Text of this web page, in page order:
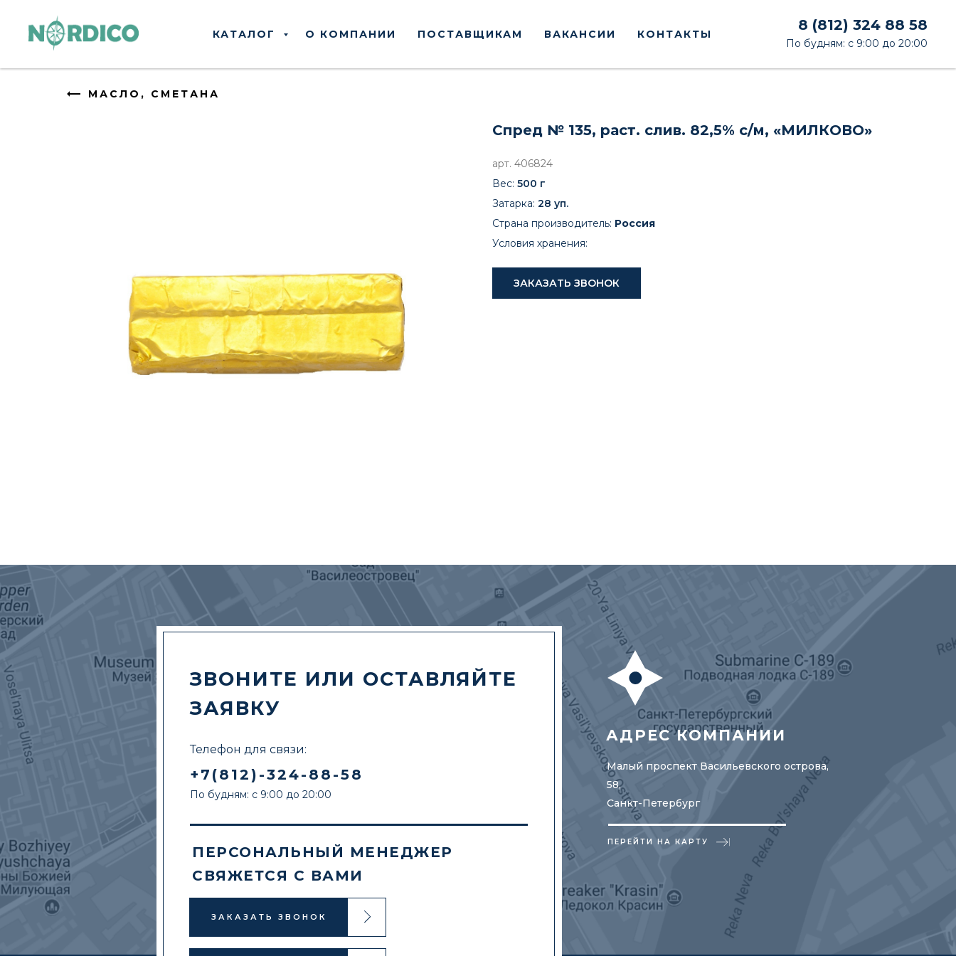
КАТАЛОГ О КОМПАНИИ ПОСТАВЩИКАМ ВАКАНСИИ КОНТАКТЫ
8 (812) 324 88 58
По будням: с 9:00 до 20:00
МАСЛО, СМЕТАНА
Спред № 135, раст. слив. 82,5% с/м, «МИЛКОВО»
арт. 406824
Вес: 500 г
Затарка: 28 уп.
Страна производитель: Россия
Условия хранения:
ЗАКАЗАТЬ ЗВОНОК
Телефон для связи:
ЗВОНИТЕ ИЛИ ОСТАВЛЯЙТЕ
ЗАЯВКУ
+7(812)-324-88-58
ПЕРСОНАЛЬНЫЙ МЕНЕДЖЕР
СВЯЖЕТСЯ С ВАМИ
По будням: с 9:00 до 20:00
АДРЕС КОМПАНИИ
Малый проспект Васильевского острова,
58,
Санкт-Петербург
ЗАКАЗАТЬ ЗВОНОК
ПЕРЕЙТИ НА КАРТУ